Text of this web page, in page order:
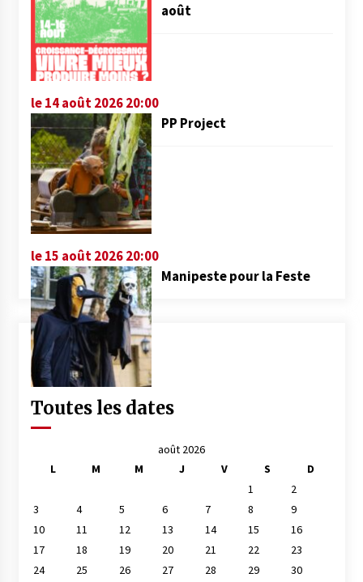
août
le 14 août 2026 20:00
PP Project
le 15 août 2026 20:00
Manipeste pour la Feste
Toutes les dates
août 2026
L
M M J V S
D
1
2
3
4 5 6 7 8
9
10
11 12 13 14 15
16
17
18 19 20 21 22
23
24
25 26 27 28 29
30